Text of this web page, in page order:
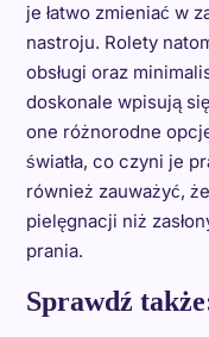
je łatwo zmieniać w
nastroju. Rolety
obsługi oraz
doskonale wpisują
one różnorodne
światła, co czyni je
również zauważyć,
pielęgnacji niż
prania.
Sprawdź